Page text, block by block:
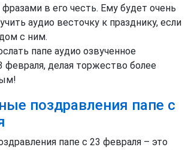
в его честь. Ему будет очень
аудио весточку к празднику, если
с ним.
папе аудио озвученное
февраля, делая торжество более
поздравления папе с
папе с 23 февраля – это